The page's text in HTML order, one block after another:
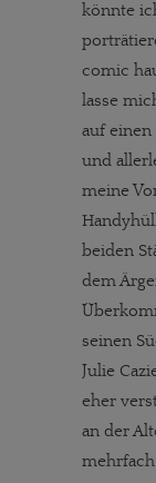
könnte
comic
lasse
auf
und
meine
beiden
dem
seinen
Julie
eher
an der